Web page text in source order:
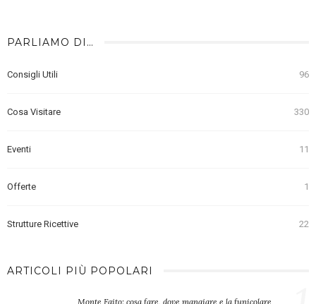
PARLIAMO DI…
Consigli Utili 96
Cosa Visitare 330
Eventi 11
Offerte 1
Strutture Ricettive 22
ARTICOLI PIÙ POPOLARI
Monte Faito: cosa fare, dove mangiare e la funicolare